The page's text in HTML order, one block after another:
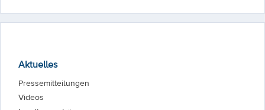
Aktuelles
Pressemitteilungen
Videos